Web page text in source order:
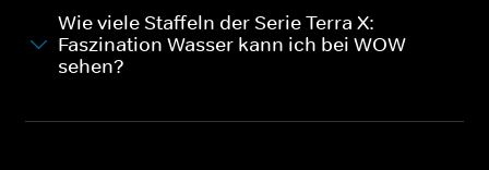
Wie viele Staffeln der Serie Terra X:
Faszination Wasser kann ich bei WOW
sehen?